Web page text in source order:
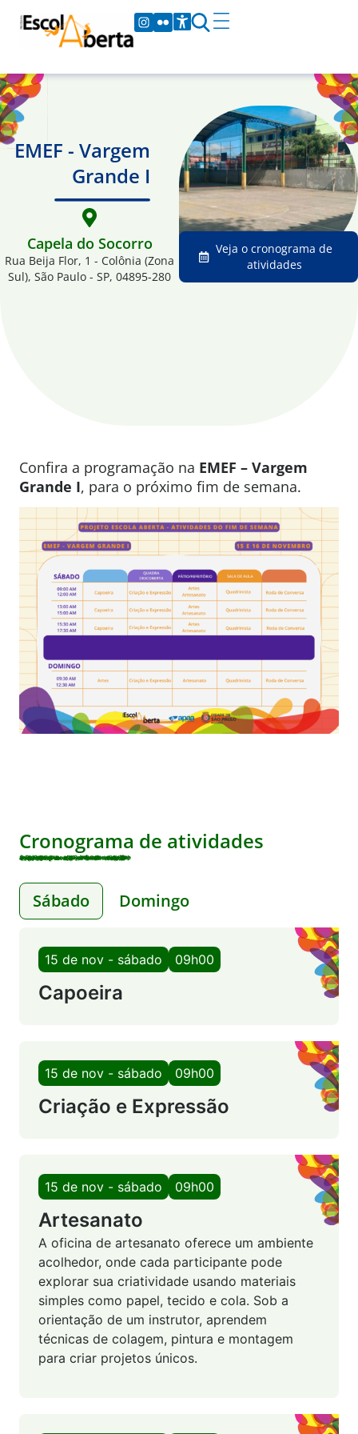
EMEF - Vargem
Grande I
Capela do Socorro
Rua Beija Flor, 1 - Colônia (Zona
Sul), São Paulo - SP, 04895-280
Veja o cronograma de
atividades
Confira a programação na EMEF – Vargem
Grande I, para o próximo fim de semana.
Cronograma de atividades
Sábado Domingo
15 de nov - sábado 09h00
Capoeira
15 de nov - sábado 09h00
Criação e Expressão
15 de nov - sábado 09h00
Artesanato
A oficina de artesanato oferece um ambiente
acolhedor, onde cada participante pode
explorar sua criatividade usando materiais
simples como papel, tecido e cola. Sob a
orientação de um instrutor, aprendem
técnicas de colagem, pintura e montagem
para criar projetos únicos.